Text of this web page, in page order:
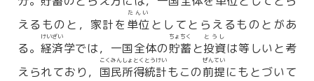
えるものと，家計を 単位
たんい
としてとらえるものとがあ
る。 経済
けいざい
学では，一国全体の貯蓄
ちょちく
と投資
とうし
は等しいと考
えられており， 国民所得
こくみんしょとく
統計
とうけい
もこの前提
ぜんてい
にもとづいて